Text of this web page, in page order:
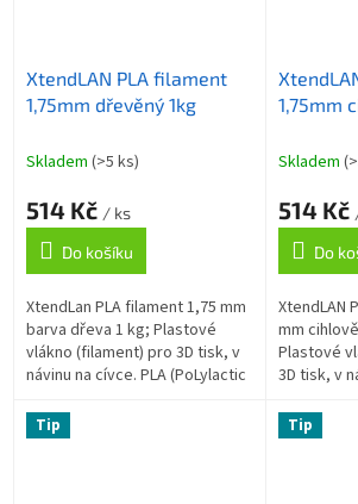
XtendLAN PLA filament
1,75mm dřevěný 1kg
Skladem (>5 ks)
514 Kč / ks
Do košíku
XtendLan PLA filament 1,75 mm
barva dřeva 1 kg; Plastové
vlákno (filament) pro 3D tisk, v
návinu na cívce. PLA (PoLylactic
nejpopulárnější 3D...
1,75mm
Skladem
514 Kč
Do
XtendLAN
mm
Plastové
3D tisk, v
Tip Tip